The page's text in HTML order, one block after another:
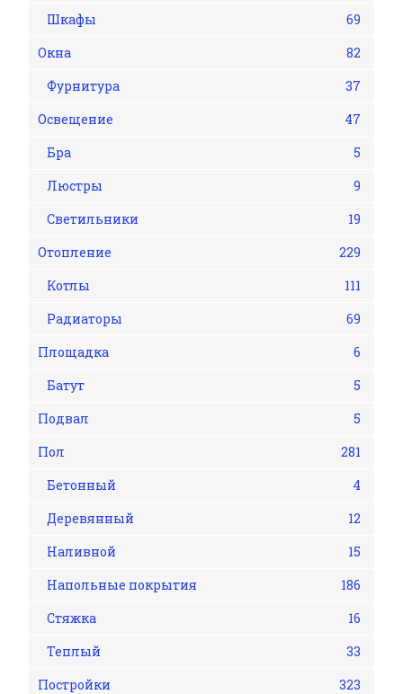
Шкафы
69
Окна
82
Фурнитура
37
Освещение
47
Бра
5
Люстры
9
Светильники
19
Отопление
229
Котлы
111
Радиаторы
69
Площадка
6
Батут
5
Подвал
5
Пол
281
Бетонный
4
Деревянный
12
Наливной
15
Напольные покрытия
186
Стяжка
16
Теплый
33
Постройки
323